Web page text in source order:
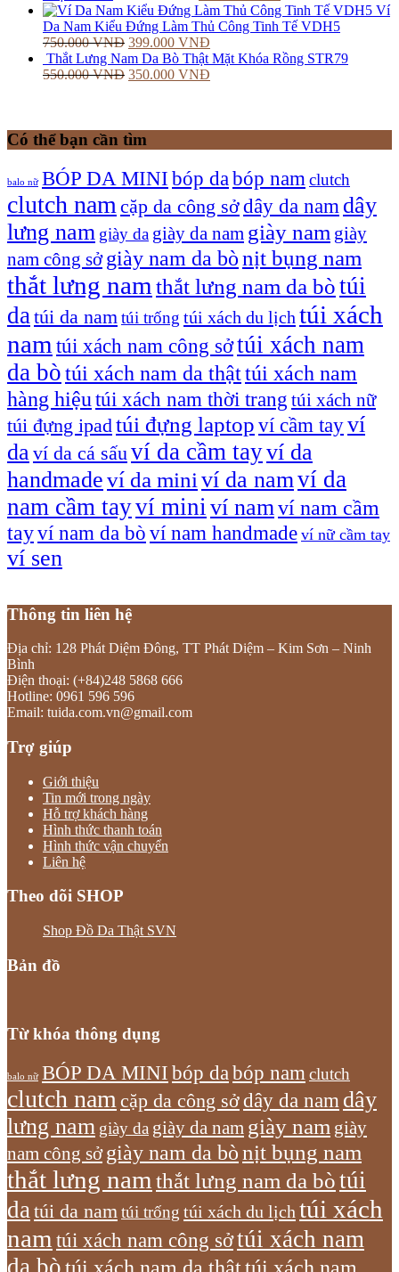
Ví
Da Nam Kiểu Đứng Làm Thủ Công Tinh Tế VDH5
750.000VNĐ 399.000 VNĐ
Thắt Lưng Nam Da Bò Thật Mặt Khóa Rồng STR79
550.000VNĐ 350.000 VNĐ
Có thể bạn cần tìm
balo nữ BÓP DA MINI bóp da bóp nam clutch
clutch nam cặp da công sởdây da nam dây
lưng nam giày da giày da nam giày nam giày
nam công sở giày nam da bònịt bụng nam
thắt lưng nam thắt lưng nam da bòtúi
da túi da namtúi trống túi xách du lịch túi xách
nam túi xách nam công sởtúi xách nam
da bòtúi xách nam da thậttúi xách nam
hàng hiệu túi xách nam thời trang túi xách nữ
túi đựng ipadtúi đựng laptop ví cầm tayví
daví da cá sấu ví da cầm tayví da
handmadeví da mini ví da namví da
nam cầm tayví mini ví namví nam cầm
tayví nam da bò ví nam handmade ví nữ cầm tay
ví sen
Thông tin liên hệ
Địa chỉ: 128 Phát Diệm Đông, TT Phát Diệm – Kim Sơn – Ninh
Bình
Điện thoại: (+84)248 5868 666
Hotline: 0961 596 596
Email: tuida.com.vn@gmail.com
Trợ giúp
Giới thiệu
Tin mới trong ngày
Hỗ trợ khách hàng
Hình thức thanh toán
Hình thức vận chuyển
Liên hệ
Theo dõi SHOP
Shop Đồ Da Thật SVN
Bản đồ
Từ khóa thông dụng
balo nữ BÓP DA MINI bóp dabóp nam clutch
clutch nam cặp da công sởdây da nam dây
lưng nam giày da giày da nam giày nam giày
nam công sở giày nam da bònịt bụng nam
thắt lưng nam thắt lưng nam da bòtúi
datúi da namtúi trống túi xách du lịch túi xách
nam túi xách nam công sởtúi xách nam
túi xách nam da thậttúi xách nam